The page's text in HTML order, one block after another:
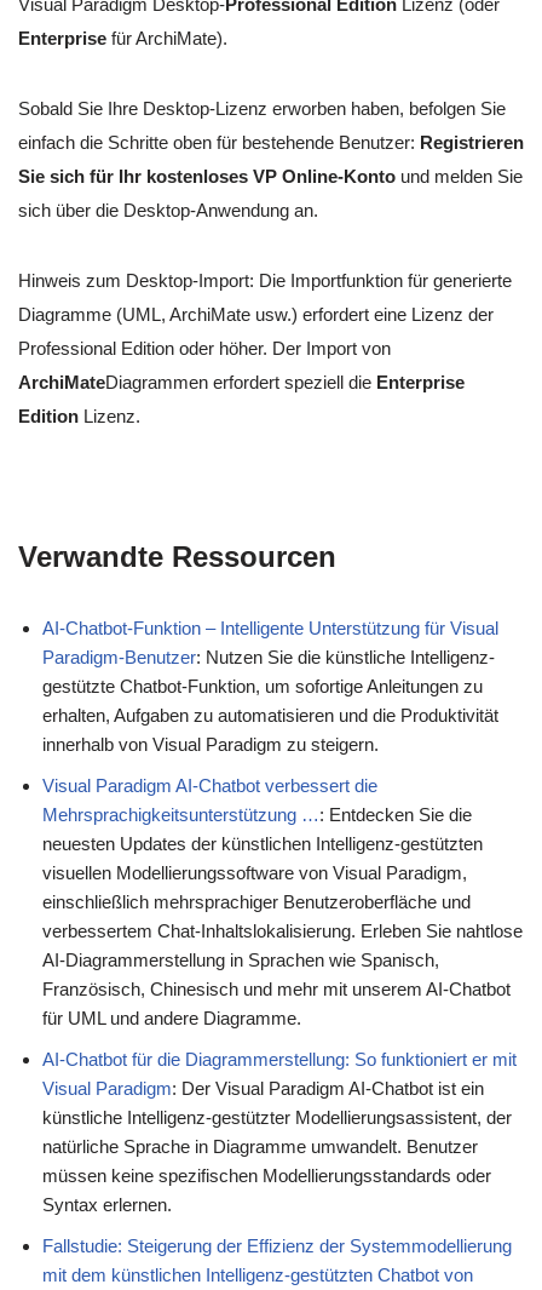
Visual Paradigm Desktop-Professional Edition Lizenz (oder
Enterprise für ArchiMate).
Sobald Sie Ihre Desktop-Lizenz erworben haben, befolgen Sie
einfach die Schritte oben für bestehende Benutzer: Registrieren
Sie sich für Ihr kostenloses VP Online-Konto und melden Sie
sich über die Desktop-Anwendung an.
Hinweis zum Desktop-Import: Die Importfunktion für generierte
Diagramme (UML, ArchiMate usw.) erfordert eine Lizenz der
Professional Edition oder höher. Der Import von
ArchiMateDiagrammen erfordert speziell die Enterprise
Edition Lizenz.
Verwandte Ressourcen
AI-Chatbot-Funktion – Intelligente Unterstützung für Visual
Paradigm-Benutzer: Nutzen Sie die künstliche Intelligenz-
gestützte Chatbot-Funktion, um sofortige Anleitungen zu
erhalten, Aufgaben zu automatisieren und die Produktivität
innerhalb von Visual Paradigm zu steigern.
Visual Paradigm AI-Chatbot verbessert die
Mehrsprachigkeitsunterstützung …: Entdecken Sie die
neuesten Updates der künstlichen Intelligenz-gestützten
visuellen Modellierungssoftware von Visual Paradigm,
einschließlich mehrsprachiger Benutzeroberfläche und
verbessertem Chat-Inhaltslokalisierung. Erleben Sie nahtlose
AI-Diagrammerstellung in Sprachen wie Spanisch,
Französisch, Chinesisch und mehr mit unserem AI-Chatbot
für UML und andere Diagramme.
AI-Chatbot für die Diagrammerstellung: So funktioniert er mit
Visual Paradigm: Der Visual Paradigm AI-Chatbot ist ein
künstliche Intelligenz-gestützter Modellierungsassistent, der
natürliche Sprache in Diagramme umwandelt. Benutzer
müssen keine spezifischen Modellierungsstandards oder
Syntax erlernen.
Fallstudie: Steigerung der Effizienz der Systemmodellierung
mit dem künstlichen Intelligenz-gestützten Chatbot von